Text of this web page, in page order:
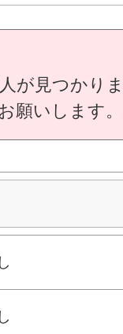
が見つかり
願いします。